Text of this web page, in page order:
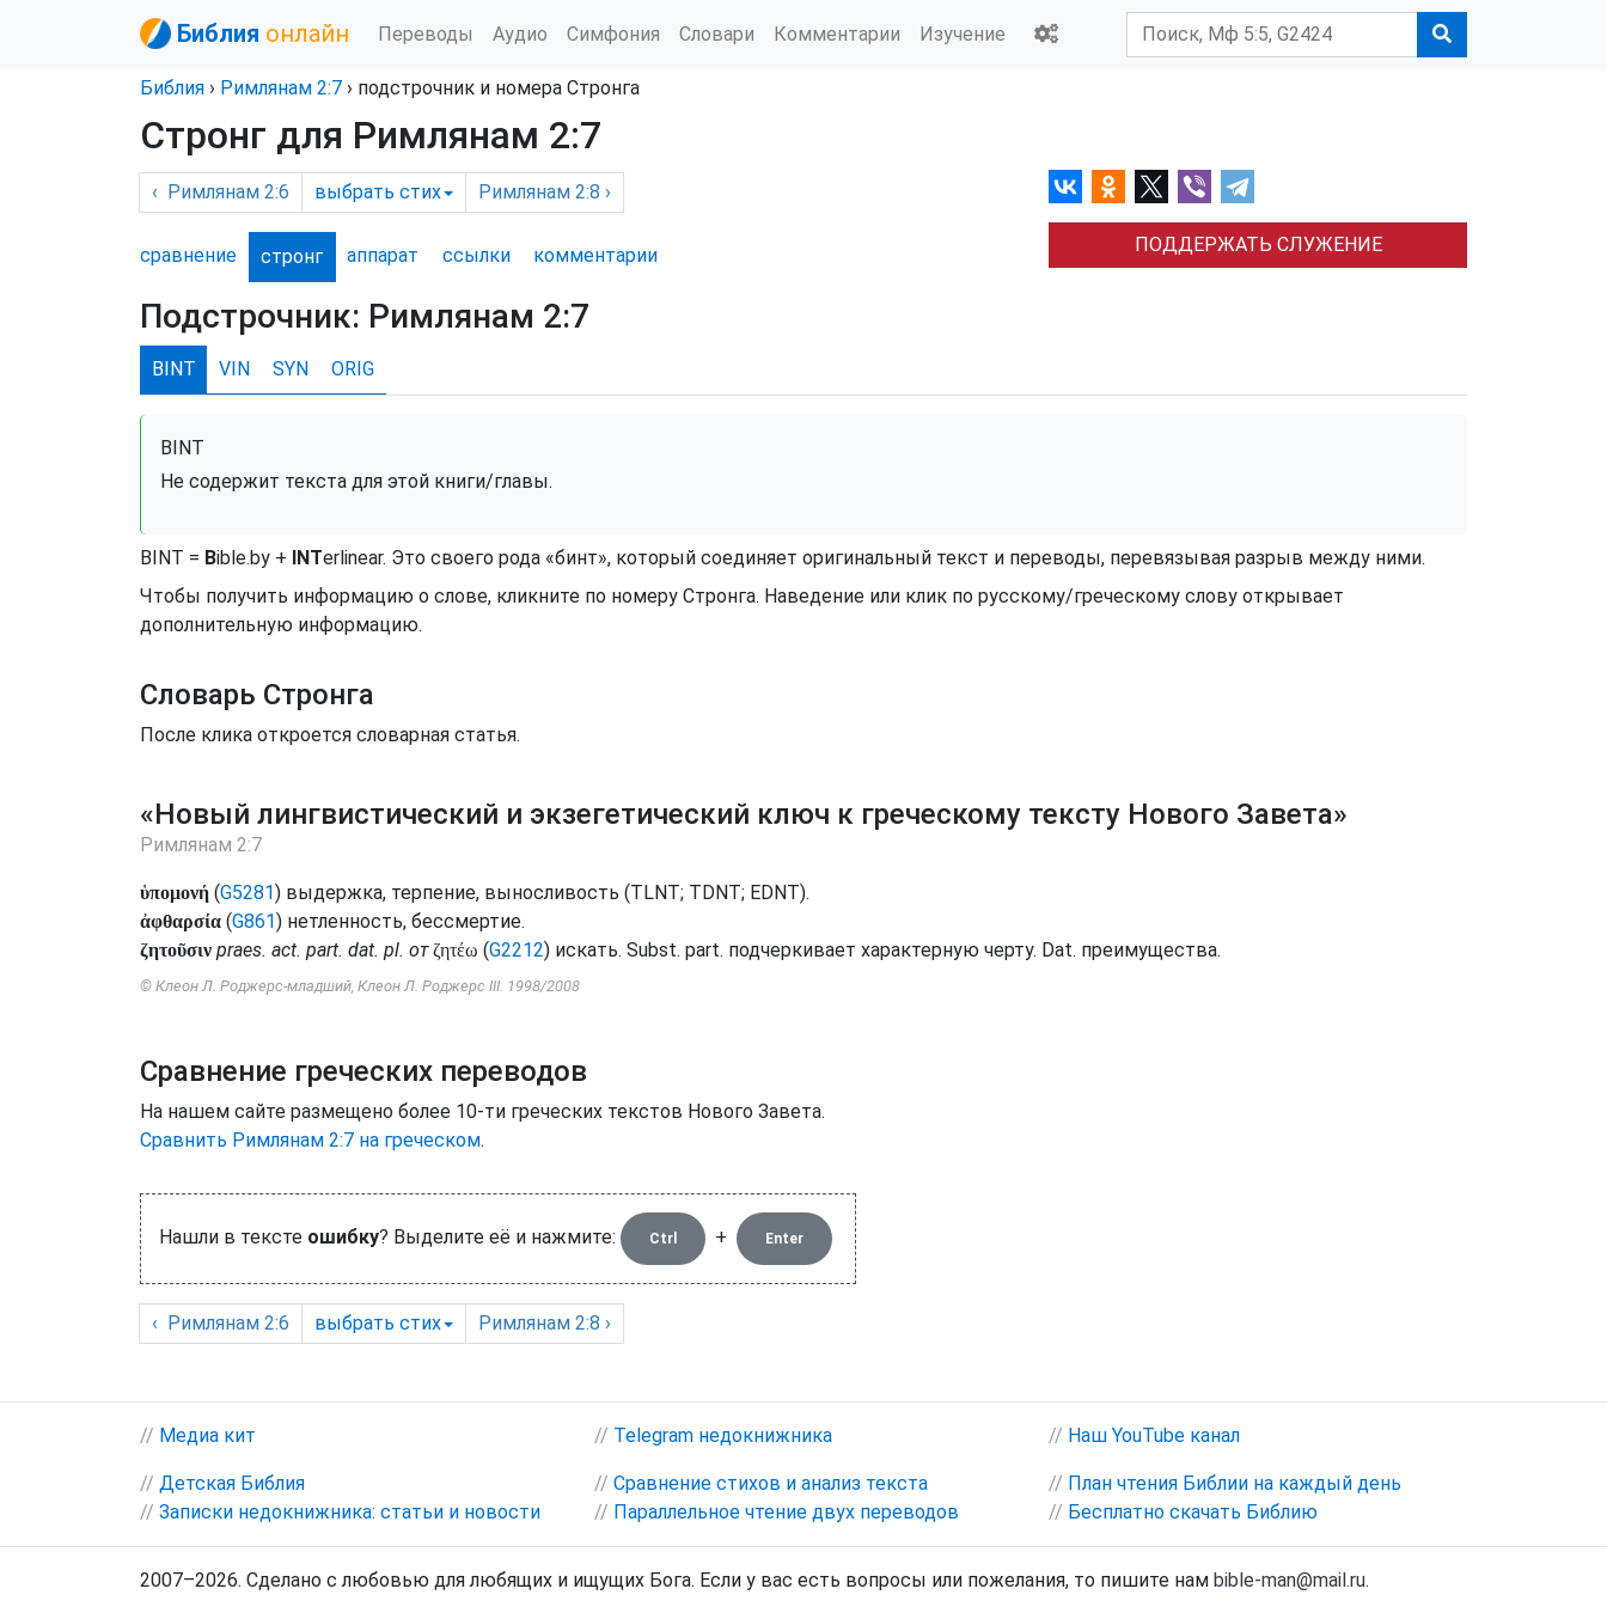
Библия онлайн Переводы Аудио Симфония Словари Комментарии Изучение
Библия › Римлянам 2:7 › подстрочник и номера Стронга
Стронг для Римлянам 2:7
‹ Римлянам 2:6 выбрать стих Римлянам 2:8 ›
сравнение стронг аппарат ссылки комментарии ПОДДЕРЖАТЬ СЛУЖЕНИЕ
Подстрочник: Римлянам 2:7
BINT VIN SYN ORIG
BINT
Не содержит текста для этой книги/главы.
BINT = Bible.by + INTerlinear. Это своего рода «бинт», который соединяет оригинальный текст и переводы, перевязывая разрыв между ними.
Чтобы получить информацию о слове, кликните по номеру Стронга. Наведение или клик по русскому/греческому слову открывает
дополнительную информацию.
Словарь Стронга
После клика откроется словарная статья.
«Новый лингвистический и экзегетический ключ к греческому тексту Нового Завета»
Римлянам 2:7
ὑπομονή (G5281) выдержка, терпение, выносливость (TLNT; TDNT; EDNT).
ἀφθαρσία (G861) нетленность, бессмертие.
ζητοῦσιν praes. act. part. dat. pl. от ζητέω (G2212) искать. Subst. part. подчеркивает характерную черту. Dat. преимущества.
© Клеон Л. Роджерс-младший, Клеон Л. Роджерс III. 1998/2008
Сравнение греческих переводов
На нашем сайте размещено более 10-ти греческих текстов Нового Завета.
Сравнить Римлянам 2:7 на греческом.
Нашли в тексте ошибку? Выделите её и нажмите: Ctrl + Enter
‹ Римлянам 2:6 выбрать стих Римлянам 2:8 ›
// Медиа кит // Telegram недокнижника // Наш YouTube канал
// Детская Библия
// Записки недокнижника: статьи и новости
// Сравнение стихов и анализ текста
// Параллельное чтение двух переводов
// План чтения Библии на каждый день
// Бесплатно скачать Библию
2007–2026. Сделано с любовью для любящих и ищущих Бога. Если у вас есть вопросы или пожелания, то пишите нам bible-man@mail.ru.